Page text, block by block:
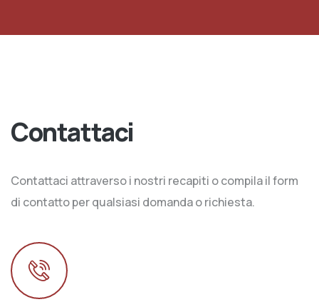
Contattaci
Contattaci attraverso i nostri recapiti o compila il form
di contatto per qualsiasi domanda o richiesta.